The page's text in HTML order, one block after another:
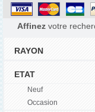
Affinez votre
RAYON
ETAT
Neuf
Occasion